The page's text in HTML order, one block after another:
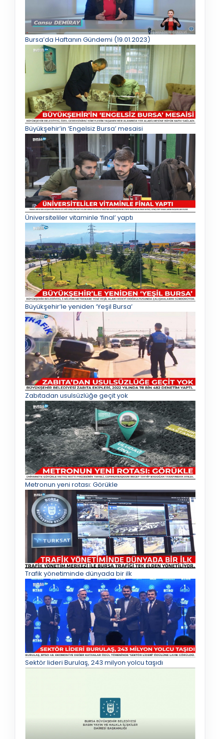
Bursa’da Haftanın Gündemi (19.01.2023)
Büyükşehir’in ‘Engelsiz Bursa’ mesaisi
Üniversiteliler vitaminle ‘final’ yaptı
Büyükşehir’le yeniden ‘Yeşil Bursa’
Zabıtadan usulsüzlüğe geçit yok
Metronun yeni rotası: Görükle
Trafik yönetiminde dünyada bir ilk
Sektör lideri Burulaş, 243 milyon yolcu taşıdı